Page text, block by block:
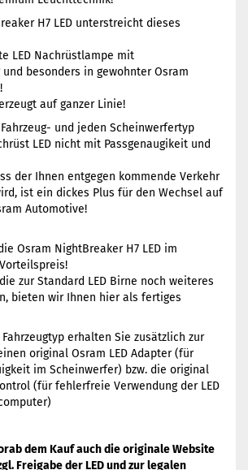
H7 LED unterstreicht dieses
LED Nachrüstlampe mit
besonders in gewohnter Osram
auf ganzer Linie!
und jeden Scheinwerfertyp
LED nicht mit Passgenaugikeit und
der Ihnen entgegen kommende Verkehr
ist ein dickes Plus für den Wechsel auf
Automotive!
Osram NightBreaker H7 LED im
zur Standard LED Birne noch weiteres
bieten wir Ihnen hier als fertiges
erhalten Sie zusätzlich zur
original Osram LED Adapter (für
im Scheinwerfer) bzw. die original
(für fehlerfreie Verwendung der LED
dem Kauf auch die originale Website
Freigabe der LED und zur legalen